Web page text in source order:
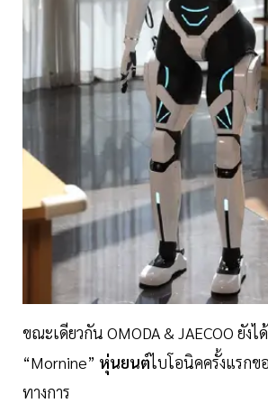
ขณะเดียวกัน OMODA & JAECOO ยัง
“Mornine” หุ่นยนต์ไบโอนิคครั้งแรกข
ทางการ